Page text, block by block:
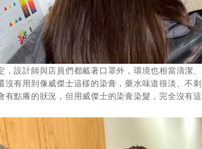
，設計師與店員們都戴著口罩外，環境也相當清潔
沒有用到像威傑士這樣的染膏，藥水味道很淡、不
有點癢的狀況，但用威傑士的染膏染髮，完全沒有